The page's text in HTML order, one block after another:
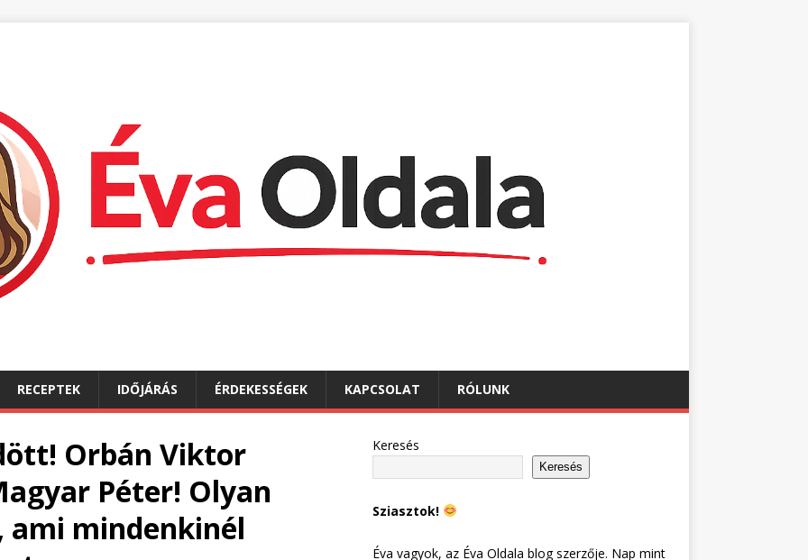
RECEPTEK IDŐJÁRÁS ÉRDEKESSÉGEK KAPCSOLAT RÓLUNK
Orbán Viktor
Péter! Olyan
mindenkinél
Keresés
Keresés
Sziasztok!
Éva vagyok, az Éva Oldala blog szerzője. Nap mint